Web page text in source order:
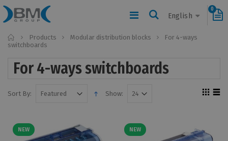
English
0
Home
Products Modular distribution blocks
For 4-ways
switchboards
For 4-ways switchboards
Sort By: Show:
NEW NEW